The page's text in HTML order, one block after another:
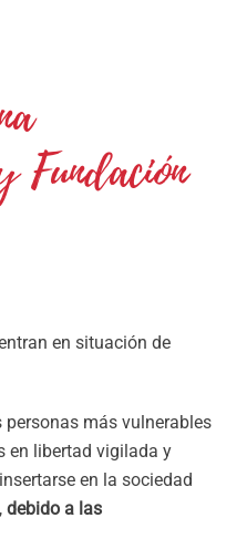
en situación de
personas más vulnerables
en libertad vigilada y
en la sociedad
debido a las